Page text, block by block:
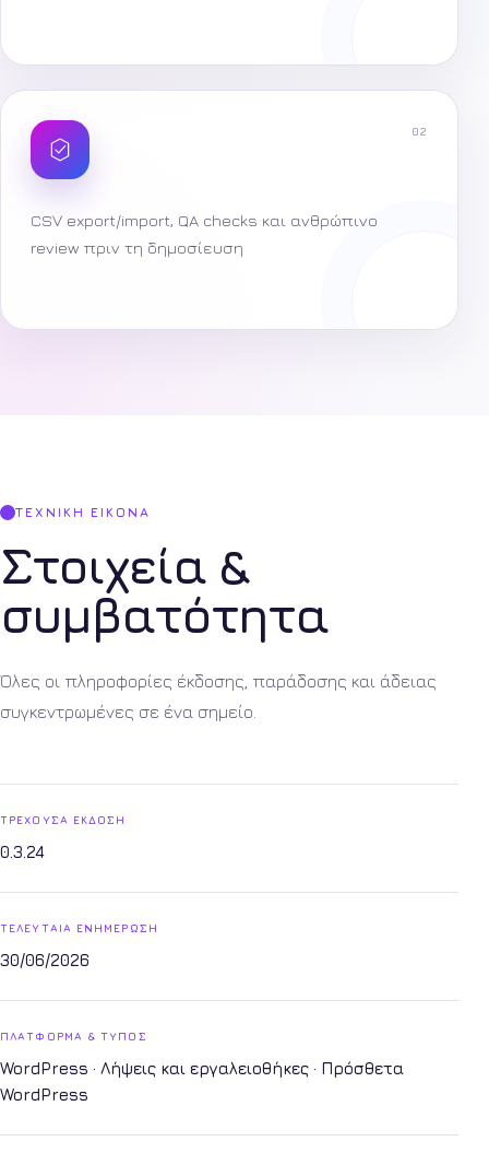
02
CSV export/import, QA checks και ανθρώπινο
review πριν τη δημοσίευση
ΤΕΧΝΙΚΉ ΕΙΚΌΝΑ
Στοιχεία &
συμβατότητα
Όλες οι πληροφορίες έκδοσης, παράδοσης και άδειας
συγκεντρωμένες σε ένα σημείο.
ΤΡΈΧΟΥΣΑ ΈΚΔΟΣΗ
0.3.24
ΤΕΛΕΥΤΑΊΑ ΕΝΗΜΈΡΩΣΗ
30/06/2026
ΠΛΑΤΦΌΡΜΑ & ΤΎΠΟΣ
WordPress · Λήψεις και εργαλειοθήκες · Πρόσθετα
WordPress